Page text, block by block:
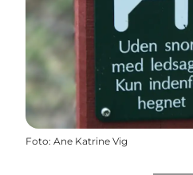
Foto: Ane Katrine Vig